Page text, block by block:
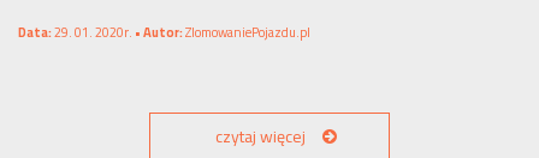
Data:29. 01. 2020r. •Autor:ZlomowaniePojazdu.pl
czytaj więcej